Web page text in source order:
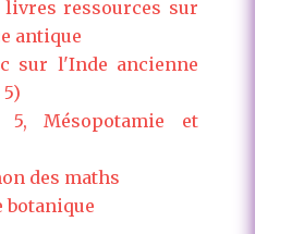
livres ressources sur
antique
sur l'Inde ancienne
5, Mésopotamie et
des maths
botanique